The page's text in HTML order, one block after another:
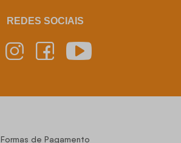
REDES SOCIAIS
Formas de Pagamento